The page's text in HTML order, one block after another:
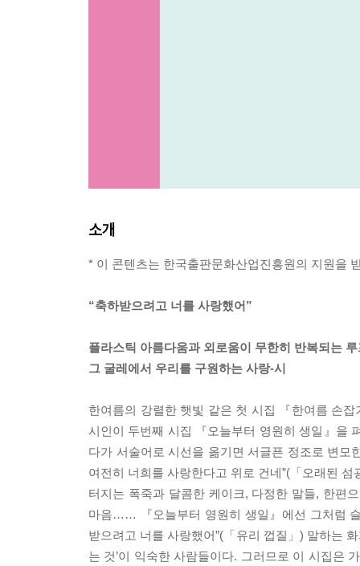
소개
* 이 콘텐츠는 한국출판문화산업진흥원의 지원을
“축하받으려고 너를 사랑했어”
플라스틱 아름다움과 외로움이 무한히 반복되는
그 굴레에서 우리를 구원하는 사랑-시
한여름의 강렬한 햇빛 같은 첫 시집 『한여름 손
시인이 두번째 시집 『오늘부터 영원히 생일』을
다가 서술어로 시선을 옮기면 서글픈 정조로 변모
여전히 너희를 사랑한다고 위로 건네”(「오래된
터지는 폭죽과 달콤한 케이크, 다정한 말들, 한편
마음…… 『오늘부터 영원히 생일』에선 그처럼
받으려고 너를 사랑했어”(「유리 껍질」) 말하는 화
는 것’이 익숙한 사람들이다. 그러므로 이 시집은